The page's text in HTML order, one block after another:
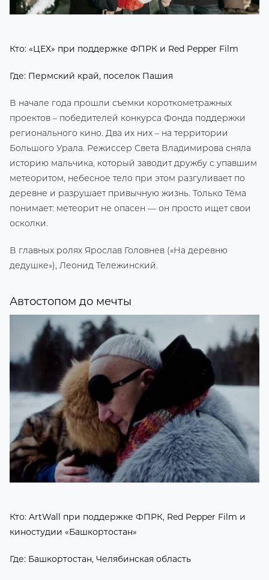
Кто: «ЦЕХ» при поддержке ФПРК и Red Pepper Film
Где: Пермский край, поселок Пашия
В начале года прошли съемки короткометражных
проектов – победителей конкурса Фонда поддержки
регионального кино. Два их них – на территории
Большого Урала. Режиссер Света Владимирова сняла
историю мальчика, который заводит дружбу с упавшим
метеоритом, небесное тело при этом разгуливает по
деревне и разрушает привычную жизнь. Только Тёма
понимает: метеорит не опасен — он просто ищет свои
осколки.
В главных ролях Ярослав Головнев («На деревню
дедушке»), Леонид Тележинский.
Автостопом до мечты
Кто: ArtWall при поддержке ФПРК, Red Pepper Film и
киностудии «Башкортостан»
Где: Башкортостан, Челябинская область